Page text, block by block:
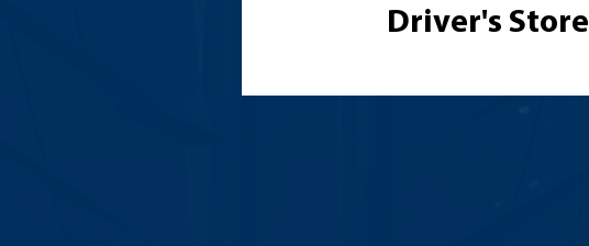
Driver's Store